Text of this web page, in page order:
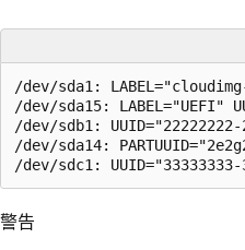
/dev/sda1:
/dev/sda15: LABEL="UEFI"
/dev/sdb1: UUID="22222222-
/dev/sda14:
警告